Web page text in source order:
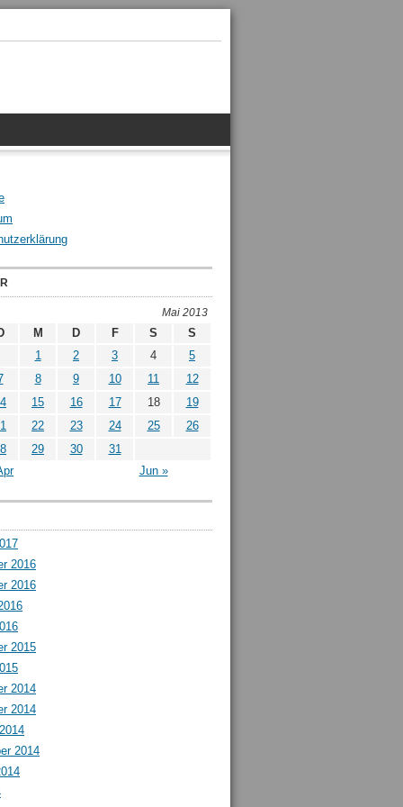
Mai 2013
M D F S S
Jun »
1 2 3 4
5
8 9 10 11
12
15 16 17 18
19
22 23 24 25
26
29 30 31
2016
2016
2015
2014
2014
2014